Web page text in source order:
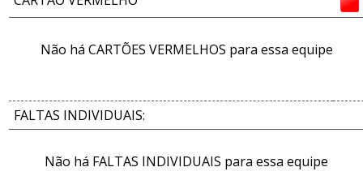
Não há CARTÕES VERMELHOS para essa equipe
FALTAS INDIVIDUAIS:
Não há FALTAS INDIVIDUAIS para essa equipe